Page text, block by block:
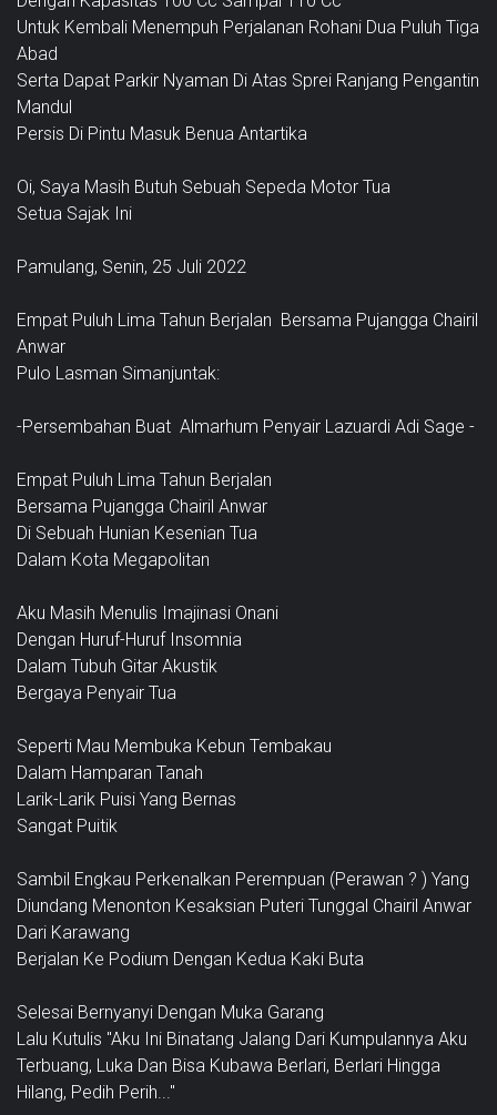
Untuk Kembali Menempuh Perjalanan Rohani Dua Puluh Tiga
Abad
Serta Dapat Parkir Nyaman Di Atas Sprei Ranjang Pengantin
Mandul
Persis Di Pintu Masuk Benua Antartika
Oi, Saya Masih Butuh Sebuah Sepeda Motor Tua
Setua Sajak Ini
Pamulang, Senin, 25 Juli 2022
Empat Puluh Lima Tahun Berjalan Bersama Pujangga Chairil
Anwar
Pulo Lasman Simanjuntak:
-Persembahan Buat Almarhum Penyair Lazuardi Adi Sage -
Empat Puluh Lima Tahun Berjalan
Bersama Pujangga Chairil Anwar
Di Sebuah Hunian Kesenian Tua
Dalam Kota Megapolitan
Aku Masih Menulis Imajinasi Onani
Dengan Huruf-Huruf Insomnia
Dalam Tubuh Gitar Akustik
Bergaya Penyair Tua
Seperti Mau Membuka Kebun Tembakau
Dalam Hamparan Tanah
Larik-Larik Puisi Yang Bernas
Sangat Puitik
Sambil Engkau Perkenalkan Perempuan (Perawan ? ) Yang
Diundang Menonton Kesaksian Puteri Tunggal Chairil Anwar
Dari Karawang
Berjalan Ke Podium Dengan Kedua Kaki Buta
Selesai Bernyanyi Dengan Muka Garang
Lalu Kutulis "Aku Ini Binatang Jalang Dari Kumpulannya Aku
Terbuang, Luka Dan Bisa Kubawa Berlari, Berlari Hingga
Hilang, Pedih Perih..."